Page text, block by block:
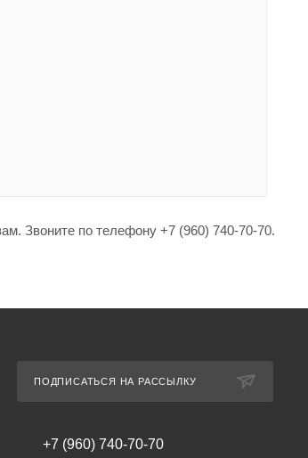
Звоните по телефону +7 (960) 740-70-70.
ПОДПИСАТЬСЯ НА РАССЫЛКУ
+7 (960) 740-70-70